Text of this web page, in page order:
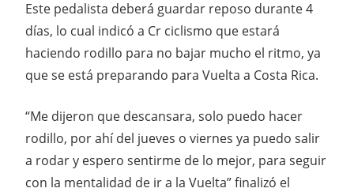
Este pedalista deberá guardar reposo durante 4
días, lo cual indicó a Cr ciclismo que estará
haciendo rodillo para no bajar mucho el ritmo, ya
que se está preparando para Vuelta a Costa Rica.
“Me dijeron que descansara, solo puedo hacer
rodillo, por ahí del jueves o viernes ya puedo salir
a rodar y espero sentirme de lo mejor, para seguir
con la mentalidad de ir a la Vuelta” finalizó el